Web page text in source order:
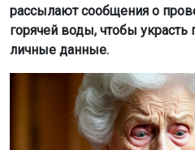
рассылают сообщения о
горячей воды, чтобы украсть
личные данные.